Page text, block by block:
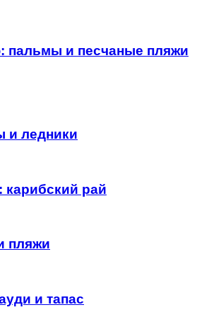
пальмы и песчаные пляжи
и ледники
рай
пляжи
и тапас